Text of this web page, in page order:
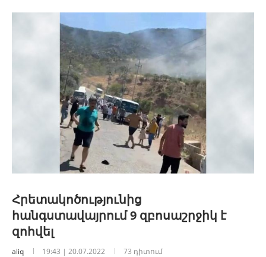
Հրետակոծությունից
հանգստավայրում 9 զբոսաշրջիկ է
զոհվել
aliq 19:43 | 20.07.2022 73 դիտում